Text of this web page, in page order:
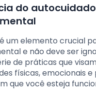
do
um elemento crucial
e não deve ser
de práticas que
físicas, emocionais e
que você esteja